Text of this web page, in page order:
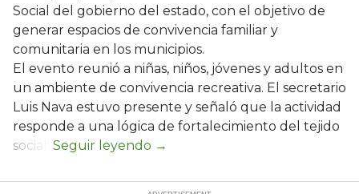
Social del gobierno del estado, con el objetivo de
generar espacios de convivencia familiar y
comunitaria en los municipios.
El evento reunió a niñas, niños, jóvenes y adultos en
un ambiente de convivencia recreativa. El secretario
Luis Nava estuvo presente y señaló que la actividad
responde a una lógica de fortalecimiento del tejido
social: